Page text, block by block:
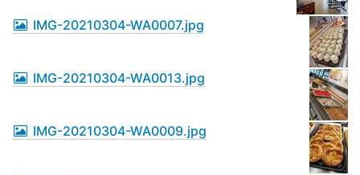
IMG-20210304-WA0007.jpg
IMG-20210304-WA0013.jpg
IMG-20210304-WA0009.jpg